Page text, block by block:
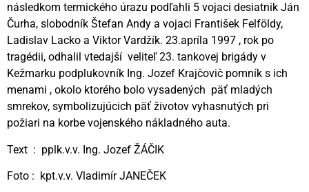
následkom termického úrazu podľahli 5 vojaci desiatnik Ján
Čurha, slobodník Štefan Andy a vojaci František Felföldy,
Ladislav Lacko a Viktor Vardžík. 23.apríla 1997 , rok po
tragédii, odhalil vtedajší veliteľ 23. tankovej brigády v
Kežmarku podplukovník Ing. Jozef Krajčovič pomník s ich
menami , okolo ktorého bolo vysadených päť mladých
smrekov, symbolizujúcich päť životov vyhasnutých pri
požiari na korbe vojenského nákladného auta.
Text : pplk.v.v. Ing. Jozef ŽÁČIK
Foto : kpt.v.v. Vladimír JANEČEK